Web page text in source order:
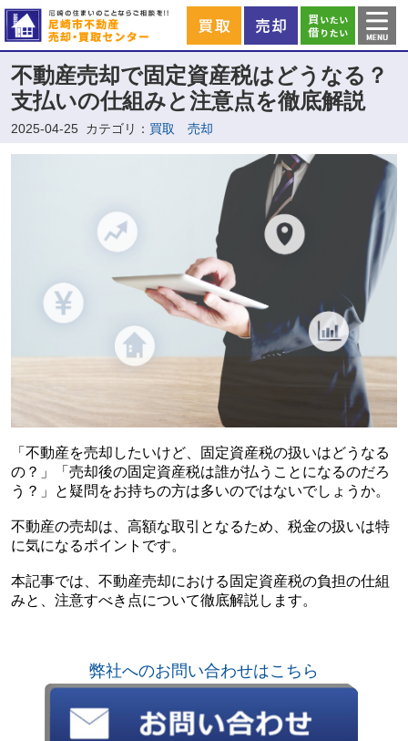
不動産売却で固定資産税はどうなる？
支払いの仕組みと注意点を徹底解説
2025-04-25 カテゴリ： 買取 売却
「不動産を売却したいけど、固定資産税の扱いはどうなる
の？」「売却後の固定資産税は誰が払うことになるのだろ
う？」と疑問をお持ちの方は多いのではないでしょうか。
不動産の売却は、高額な取引となるため、税金の扱いは特
に気になるポイントです。
本記事では、不動産売却における固定資産税の負担の仕組
みと、注意すべき点について徹底解説します。
弊社へのお問い合わせはこちら